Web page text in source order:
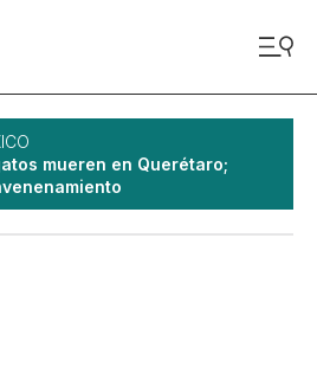
mueren en Querétaro;